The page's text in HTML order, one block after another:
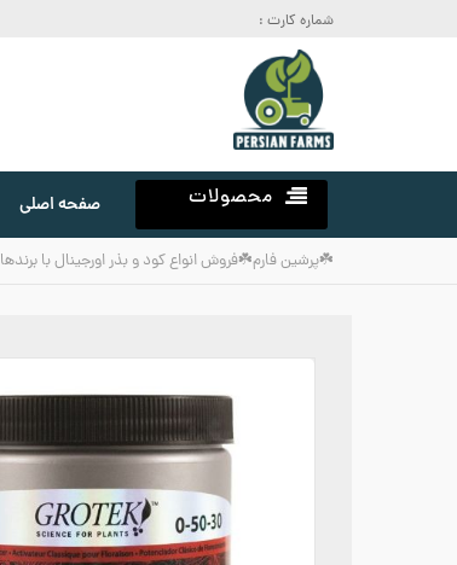
شماره کارت :
محصولات صفحه اصلی
☘️پرشین فارم☘️فروش انواع کود و بذر اورجینال با